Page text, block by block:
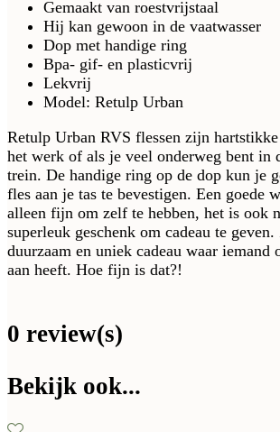
Gemaakt van roestvrijstaal
Hij kan gewoon in de vaatwasser
Dop met handige ring
Bpa- gif- en plasticvrij
Lekvrij
Model: Retulp Urban
Retulp Urban RVS flessen zijn
het werk of als je veel onderweg bent in
trein. De handige ring op de dop kun je
fles aan je tas te bevestigen. Een goede
alleen fijn om zelf te hebben, het is ook
superleuk geschenk om cadeau te
duurzaam en uniek cadeau waar iemand
aan heeft. Hoe fijn is dat?!
0 review(s)
Bekijk ook...